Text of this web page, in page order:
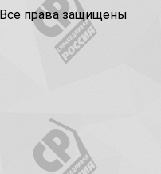
права защищены